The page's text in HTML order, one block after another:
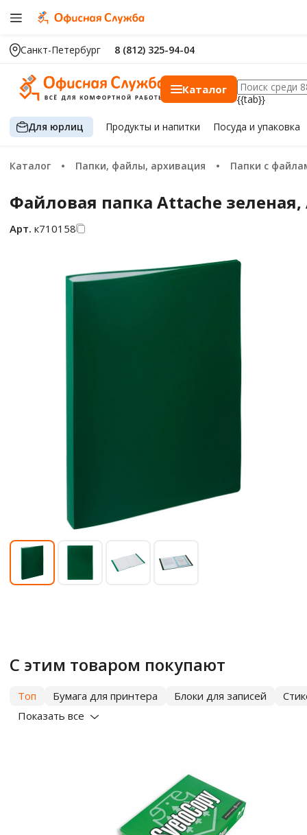
Санкт-Петербург 8 (812) 325-94-04
Каталог
{{tab}}
Для юрлиц Продуктыи напитки Посуда и упаковка
Каталог Папки, файлы, архивация Папки с
Файловая папка Attache
Арт. к710158
С этим товаром покупают
Топ Бумага для принтера Блоки для записей
Показать все